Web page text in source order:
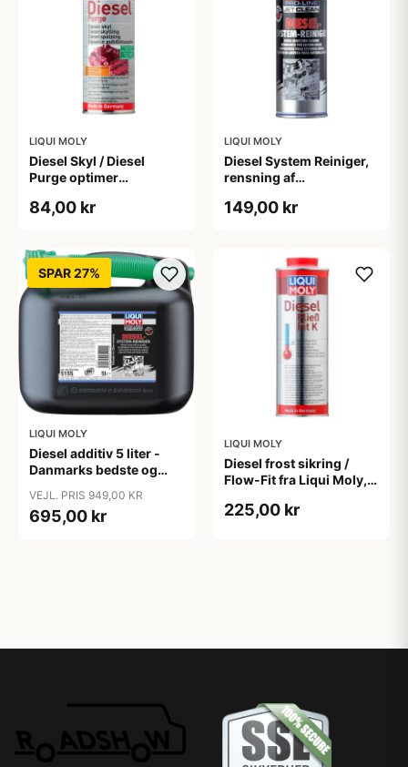
LIQUI MOLY
Diesel Skyl / Diesel
Purge optimer
500ml
84,00 kr
LIQUI MOLY
Diesel System Reiniger,
rensning af
Liqui Moly, 500ml
149,00 kr
SPAR 27%
LIQUI MOLY
Diesel additiv 5 liter -
Danmarks bedste og
Moly
VEJL. PRIS 949,00 KR
695,00 kr
LIQUI MOLY
Diesel frost sikring /
Flow-Fit fra Liqui Moly,
225,00 kr